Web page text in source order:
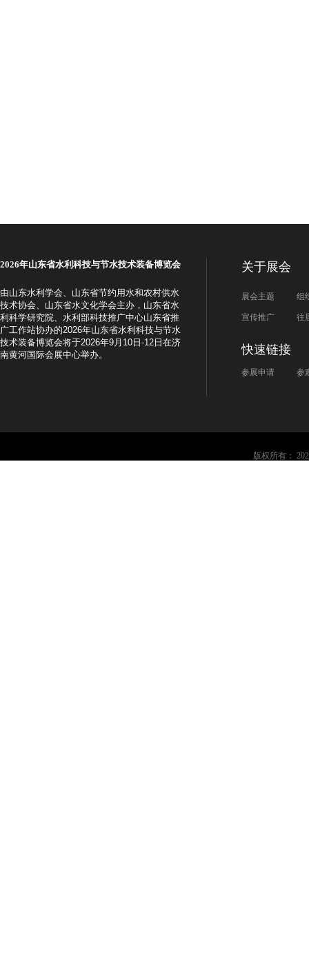
往
宣传推广
关于展会
展会主题 组
2026年山东省水利科技与节水技术装备博览会
由山东水利学会、山东省节约用水和农村供水
技术协会、山东省水文化学会主办，山东省水
利科学研究院、水利部科技推广中心山东省推
广工作站协办的2026年山东省水利科技与节水
技术装备博览会将于2026年9月10日-12日在济
南黄河国际会展中心举办。
版权所有：
参
快速链接
参展申请